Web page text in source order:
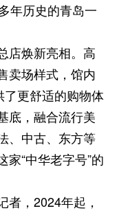
年历史的青岛一
店焕新亮相。高
卖场样式，馆内
了更舒适的购物体
底，融合流行美
、中古、东方等
“中华老字号”的
者，2024年起，